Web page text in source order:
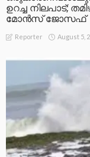
ഉറച്ച നിലപാട്;
മോന്‍സ് ജോസഫ്
Reporter August 5,